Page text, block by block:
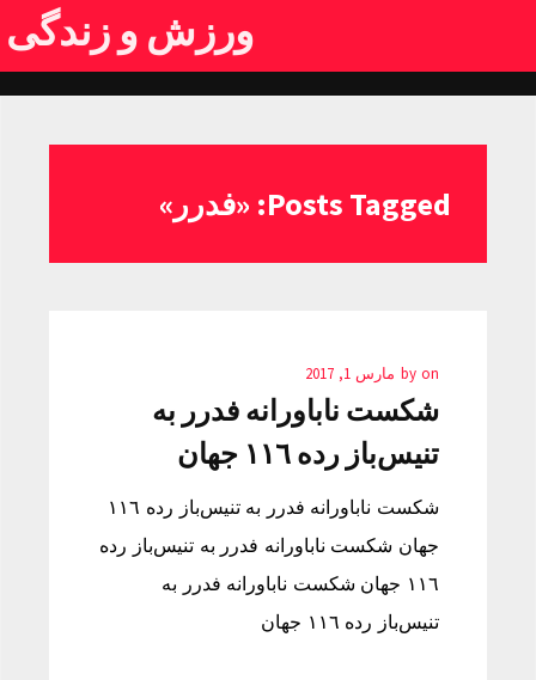
ورزش و زندگی
Posts Tagged: «فدرر»
by on مارس 1, 2017
شکست ناباورانه فدرر به
تنیس‌باز رده ١١٦ جهان
شکست ناباورانه فدرر به تنیس‌باز رده ١١٦
جهان شکست ناباورانه فدرر به تنیس‌باز رده
١١٦ جهان شکست ناباورانه فدرر به
تنیس‌باز رده ١١٦ جهان